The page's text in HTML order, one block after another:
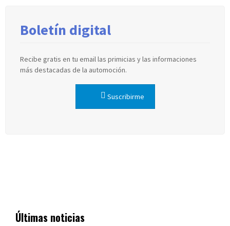
Boletín digital
Recibe gratis en tu email las primicias y las informaciones
más destacadas de la automoción.
Suscribirme
Últimas noticias